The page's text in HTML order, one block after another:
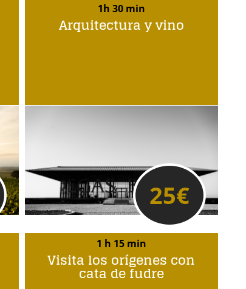
1h 30 min
Arquitectura y vino
25€
1 h 15 min
Visita los orígenes con
cata de fudre